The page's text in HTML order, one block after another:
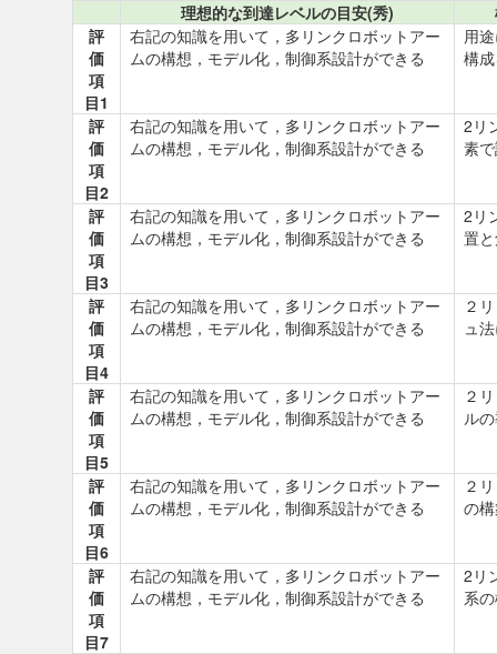
理想的な到達レベルの目安(秀)
評
価
項
目1
右記の知識を用いて，多リンクロボットアー
ムの構想，モデル化，制御系設計ができる
用
構
評
価
項
目2
右記の知識を用いて，多リンクロボットアー
ムの構想，モデル化，制御系設計ができる
2リ
素
評
価
項
目3
右記の知識を用いて，多リンクロボットアー
ムの構想，モデル化，制御系設計ができる
2リ
置
評
価
項
目4
右記の知識を用いて，多リンクロボットアー
ムの構想，モデル化，制御系設計ができる
２
ュ
評
価
項
目5
右記の知識を用いて，多リンクロボットアー
ムの構想，モデル化，制御系設計ができる
２
ル
評
価
項
目6
右記の知識を用いて，多リンクロボットアー
ムの構想，モデル化，制御系設計ができる
２
の
評
価
項
目7
右記の知識を用いて，多リンクロボットアー
ムの構想，モデル化，制御系設計ができる
2リ
系